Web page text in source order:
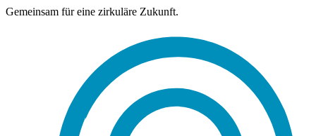
Gemeinsam für eine zirkuläre Zukunft.